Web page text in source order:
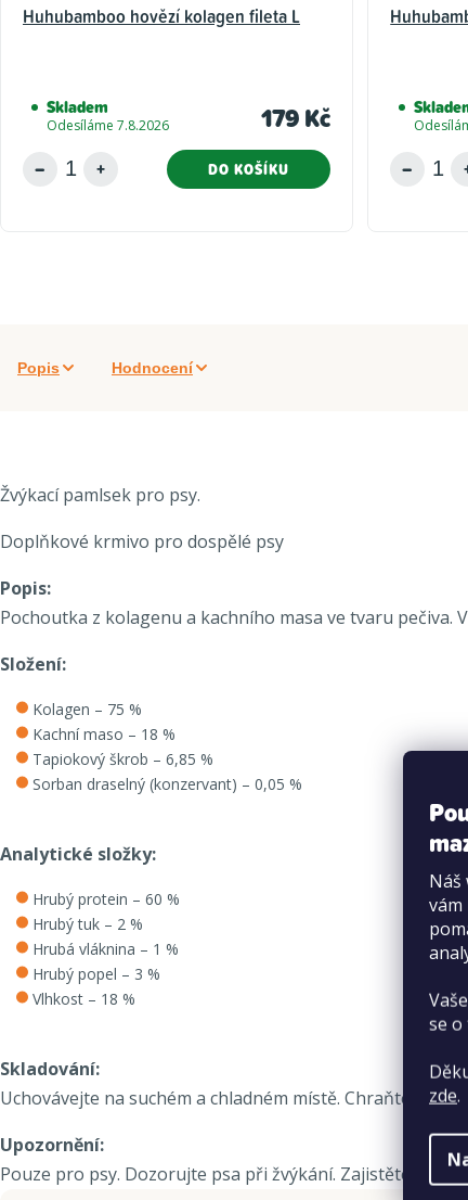
Náš
vám
se o
zde.
Huhubamboo hovězí kolagen fileta L
Skladem
Odesíláme 7.8.2026 179 Kč
DO KOŠÍKU
Popis Hodnocení
Žvýkací pamlsek pro psy.
Doplňkové krmivo pro dospělé psy
Popis:
Pochoutka z kolagenu a kachního masa ve tvaru
Složení:
Kolagen – 75 %
Kachní maso – 18 %
Tapiokový škrob – 6,85 %
Sorban draselný (konzervant) – 0,05 %
Analytické složky:
Hrubý protein – 60 %
Hrubý tuk – 2 %
Hrubá vláknina – 1 %
Hrubý popel – 3 %
Vlhkost – 18 %
Skladování:
Uchovávejte na suchém a chladném místě. Chraňte před
Upozornění:
Pouze pro psy. Dozorujte psa při žvýkání. Zajistěte